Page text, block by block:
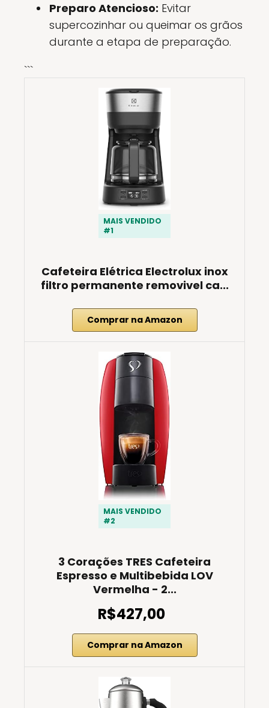
Preparo Atencioso: Evitar
supercozinhar ou queimar os grãos
durante a etapa de preparação.
```
MAIS VENDIDO
#1
Cafeteira Elétrica Electrolux inox
filtro permanente removivel ca...
Comprar na Amazon
MAIS VENDIDO
#2
3 Corações TRES Cafeteira
Espresso e Multibebida LOV
Vermelha - 2...
R$427,00
Comprar na Amazon